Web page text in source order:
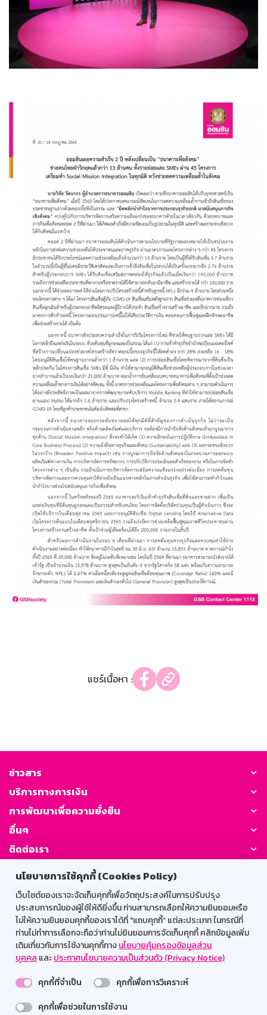
นโยบายการใช้คุกกี้ (Cookies Policy)
เว็บไซต์ของเราจะจัดเก็บคุกกี้เพื่อวัตถุประสงค์ในการปรับปรุง
ประสบการณ์ของผู้ใช้ให้ดียิ่งขึ้น ท่านสามารถเลือกให้ความยินยอมหรือ
ไม่ให้ความยินยอมคุกกี้ของเราได้ที่ "แถบคุกกี้” แต่ละประเภท ในกรณีที่
ท่านไม่ทำการเลือกจะถือว่าท่านไม่ยินยอมการจัดเก็บคุกกี้ คลิกข้อมูลเพิ่ม
เติมเกี่ยวกับการใช้งานคุกกี้ทางนโยบายคุ้มครองข้อมูลส่วน
บุคคล และประกาศนโยบายความเป็นส่วนตัว (Privacy Notice)
คุกกี้ที่จำเป็น
คุกกี้เพื่อการวิเคราะห์
คุกกี้เพื่อช่วยในการใช้งาน
แชร์เนื้อหา :
ข่าวสาร
บริการทางการเงิน
การพัฒนาเพื่อความยั่งยืน
อื่นๆ
ติดต่อเรา
GSB Society:
สำหรับพนักงาน
Web HR
GSB Wisdom
M-Search
เข้าสู่ระบบเน็ตเมล